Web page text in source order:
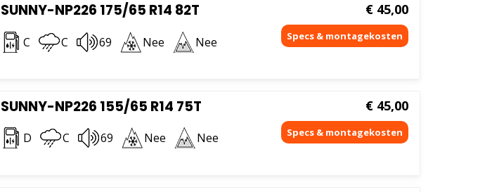
SUNNY-NP226 175/65 R14 82T
C C 69 Nee Nee
€ 45,00
SUNNY-NP226 155/65 R14 75T
D C 69 Nee Nee
€ 45,00